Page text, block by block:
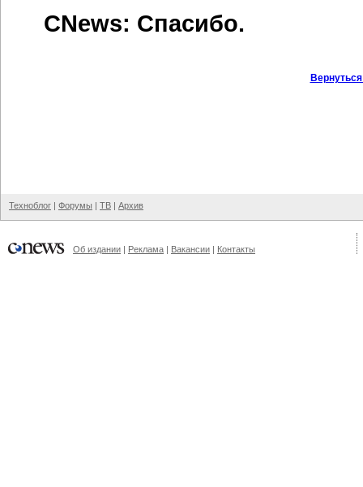
CNews: Спасибо.
Техноблог | Форумы | ТВ | Архив
Об издании | Реклама | Вакансии | Контакты